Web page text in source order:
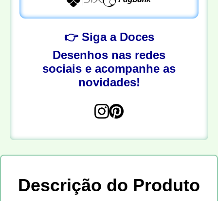
👉 Siga a Doces
Desenhos nas redes
sociais e acompanhe as
novidades!
Descrição do Produto